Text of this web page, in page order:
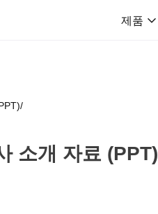
제품
/
소개 자료 (PPT)